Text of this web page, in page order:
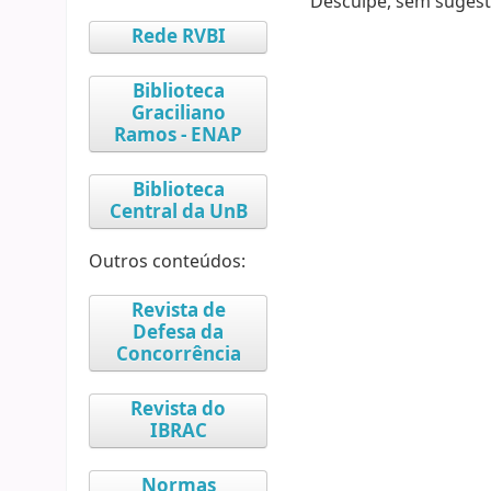
Rede RVBI
Biblioteca
Graciliano
Ramos - ENAP
Biblioteca
Central da UnB
Outros conteúdos:
Revista de
Defesa da
Concorrência
Revista do
IBRAC